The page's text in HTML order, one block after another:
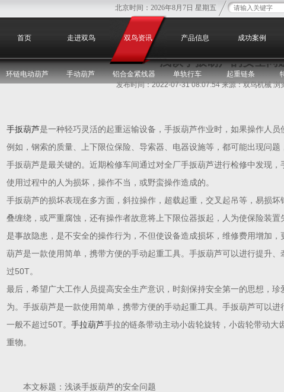
北京时间： 2026年8月7日 星期五
首页 走进双鸟 双鸟资讯 产品信息 成功案例
环链电动葫芦 手动葫芦 铝合金紧线器 单轨行车 起重链条
浅谈手扳葫芦的安全问
发布时间：2022-07-31 08:07:54 来源：双鸟机械 浏
手扳葫芦是一种轻巧灵活的起重运输设备，手扳葫芦作业时，如果操作人员
例如，钢索的质量、上下限位保险、导索器、电器设施等，都可能出现问
手扳葫芦是最关键的。近期检修车间通过对全厂手扳葫芦进行检修中发现
使用过程中的人为损坏，操作不当，或野蛮操作造成的。
手扳葫芦的损坏表现在多方面，斜拉操作，超载起重，交叉起吊等，易损
叠缠绕，或严重腐蚀，还有操作者故意将上下限位器扳起，人为使保险装置
是事故隐患，是不安全的操作行为，不但使设备造成损坏，维修费用增加
葫芦是一款使用简单，携带方便的手动起重工具。手扳葫芦可以进行提升
过50T。
最后，希望广大工作人员提高安全生产意识，时刻保持安全第一的思想，
为。手扳葫芦是一款使用简单，携带方便的手动起重工具。手扳葫芦可以
一般不超过50T。 手拉葫芦手拉的链条带动主动小齿轮旋转，小齿轮带动大
重物。
本文标题：浅谈手扳葫芦的安全问题